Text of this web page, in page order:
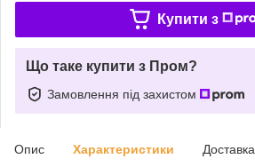
Купити з
Що таке купити з Пром?
Замовлення під захистом
Опис Характеристики Доставка